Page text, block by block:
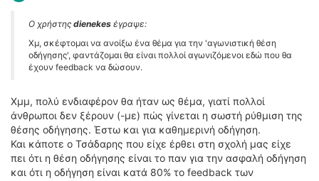
Ο χρήστης dienekes έγραψε:
Χμ, σκέφτομαι να ανοίξω ένα θέμα για την 'αγωνιστική θέση
οδήγησης', φαντάζομαι θα είναι πολλοί αγωνιζόμενοι εδώ που θα
έχουν feedback να δώσουν.
Χμμ, πολύ ενδιαφέρον θα ήταν ως θέμα, γιατί πολλοί
άνθρωποι δεν ξέρουν (-με) πώς γίνεται η σωστή ρύθμιση της
θέσης οδήγησης. Έστω και για καθημερινή οδήγηση.
Και κάποτε ο Τσάδαρης που είχε έρθει στη σχολή μας είχε
πει ότι η θέση οδήγησης είναι το παν για την ασφαλή οδήγηση
και ότι η οδήγηση είναι κατά 80% το feedback των